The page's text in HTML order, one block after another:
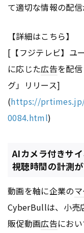
て適切な情報の配信
【詳細はこちら】
[【フジテレビ】ユ
に応じた広告を配
グ」リリース]
(https://
0084.html)
AIカメラ付きサ
視聴時間の計測
動画を軸に企業の
CyberBullは、小売
販促動画広告にお